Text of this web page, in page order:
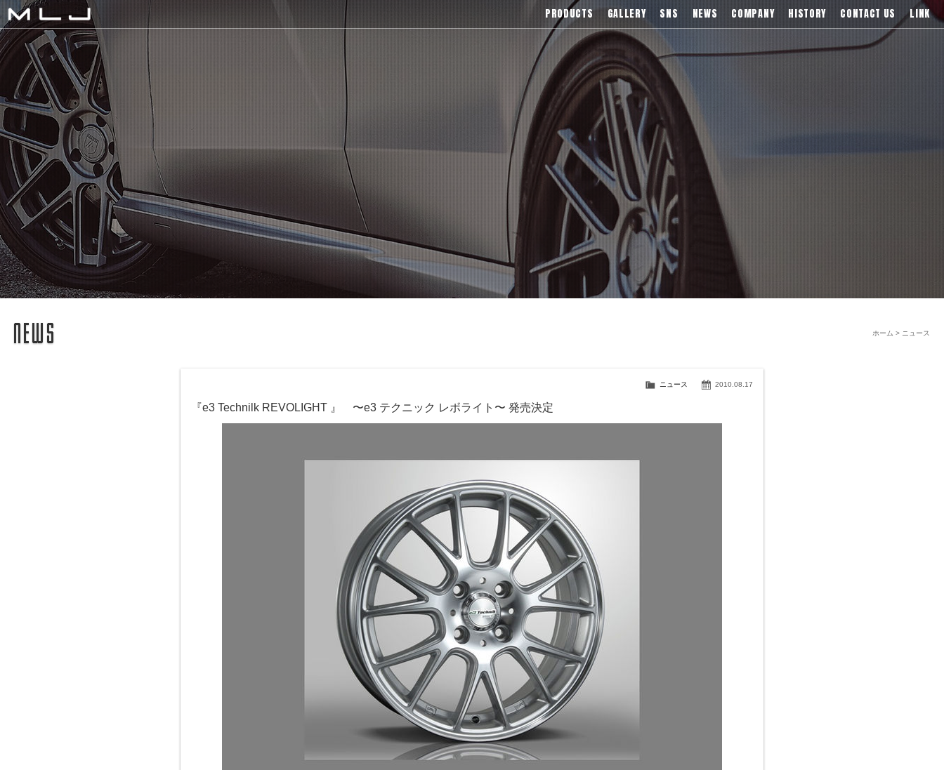
MLJ / Lexani(レクサーニ),Asanti(アサンティ),Wrest(ヴァレスト)などブランドアルミホイールの販売、輸入総代理店
PRODUCTS GALLERY SNS NEWS COMPANY HISTORY CONTACT US LINK
ニュース
ホーム >
2010.08.17
ニュース
『e3 Technilk REVOLIGHT 』 〜e3 テクニック レボライト〜 発売決定